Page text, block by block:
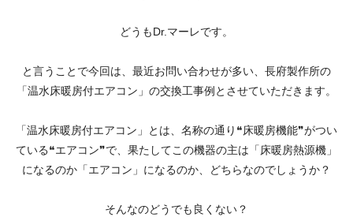
どうもDr.マーレです。
と言うことで今回は、最近お問い合わせが多い、長府製作所の
「温水床暖房付エアコン」の交換工事例とさせていただきます。
「温水床暖房付エアコン」とは、名称の通り❝床暖房機能❞がつい
ている❝エアコン❞で、果たしてこの機器の主は「床暖房熱源機」
になるのか「エアコン」になるのか、どちらなのでしょうか？
そんなのどうでも良くない？